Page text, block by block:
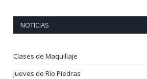
NOTICIAS
Clases de Maquillaje
Jueves de Río Piedras